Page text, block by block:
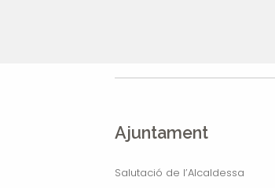
Ajuntament
Salutació de l’Alcaldessa